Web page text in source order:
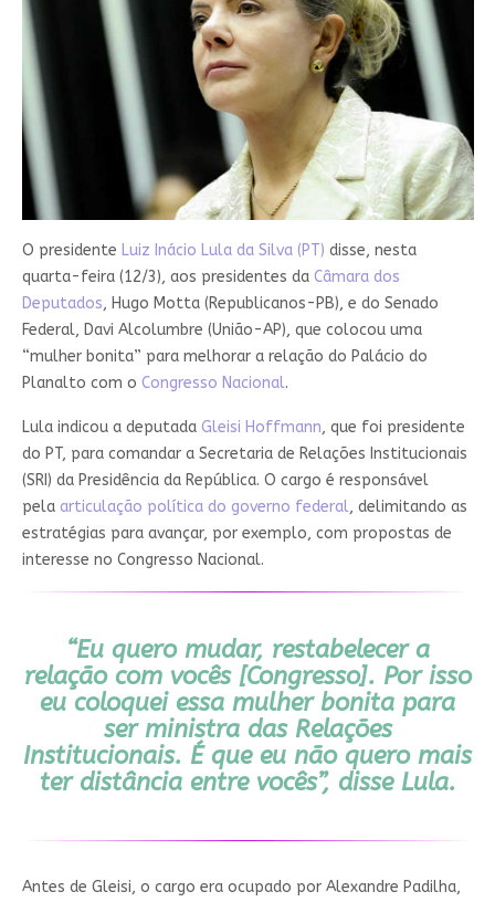
O presidente Luiz Inácio Lula da Silva (PT) disse, nesta
quarta-feira (12/3), aos presidentes da Câmara dos
Deputados, Hugo Motta (Republicanos-PB), e do Senado
Federal, Davi Alcolumbre (União-AP), que colocou uma
“mulher bonita” para melhorar a relação do Palácio do
Planalto com o Congresso Nacional.
Lula indicou a deputada Gleisi Hoffmann, que foi presidente
do PT, para comandar a Secretaria de Relações Institucionais
(SRI) da Presidência da República. O cargo é responsável
pela articulação política do governo federal, delimitando as
estratégias para avançar, por exemplo, com propostas de
interesse no Congresso Nacional.
“Eu quero mudar, restabelecer a
relação com vocês [Congresso]. Por isso
eu coloquei essa mulher bonita para
ser ministra das Relações
Institucionais. É que eu não quero mais
ter distância entre vocês”, disse Lula.
Antes de Gleisi, o cargo era ocupado por Alexandre Padilha,